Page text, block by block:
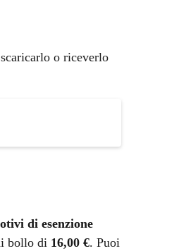
o riceverlo
di esenzione
bollo di16,00 €. Puoi